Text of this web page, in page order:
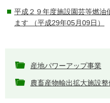
平成２９年度施設園芸等燃油
ます （平成29年05月09日）
産地パワーアップ事業
農畜産物輸出拡大施設